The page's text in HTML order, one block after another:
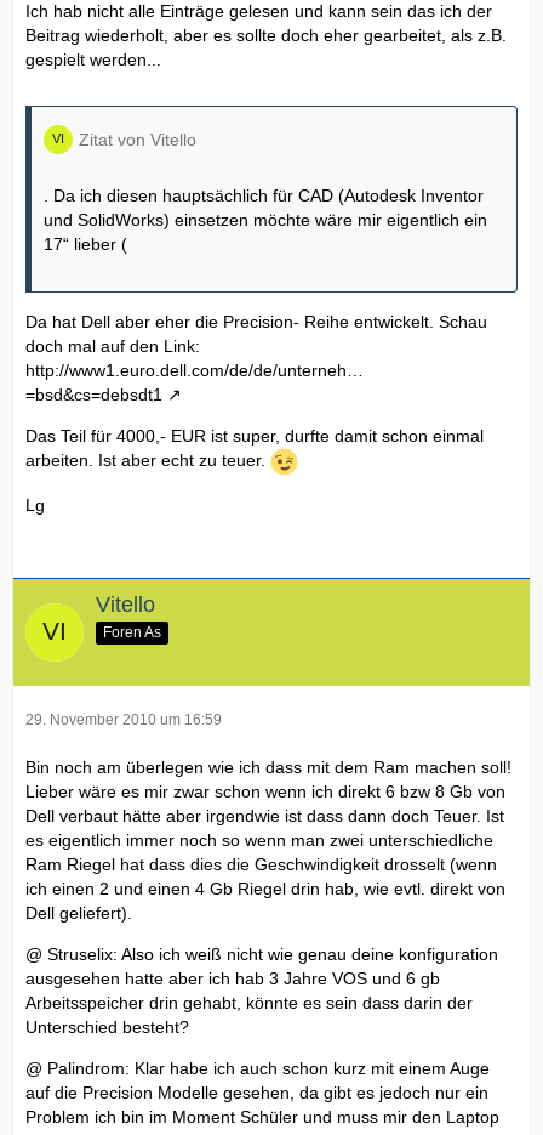
Ich hab nicht alle Einträge gelesen und kann sein das ich der
Beitrag wiederholt, aber es sollte doch eher gearbeitet, als z.B.
gespielt werden...
Zitat von Vitello
. Da ich diesen hauptsächlich für CAD (Autodesk Inventor
und SolidWorks) einsetzen möchte wäre mir eigentlich ein
17“ lieber (
Da hat Dell aber eher die Precision- Reihe entwickelt. Schau
doch mal auf den Link:
http://www1.euro.dell.com/de/de/unterneh…
=bsd&cs=debsdt1
Das Teil für 4000,- EUR ist super, durfte damit schon einmal
arbeiten. Ist aber echt zu teuer.
Lg
Vitello
Foren As
29. November 2010 um 16:59
Bin noch am überlegen wie ich dass mit dem Ram machen soll!
Lieber wäre es mir zwar schon wenn ich direkt 6 bzw 8 Gb von
Dell verbaut hätte aber irgendwie ist dass dann doch Teuer. Ist
es eigentlich immer noch so wenn man zwei unterschiedliche
Ram Riegel hat dass dies die Geschwindigkeit drosselt (wenn
ich einen 2 und einen 4 Gb Riegel drin hab, wie evtl. direkt von
Dell geliefert).
@ Struselix: Also ich weiß nicht wie genau deine konfiguration
ausgesehen hatte aber ich hab 3 Jahre VOS und 6 gb
Arbeitsspeicher drin gehabt, könnte es sein dass darin der
Unterschied besteht?
@ Palindrom: Klar habe ich auch schon kurz mit einem Auge
auf die Precision Modelle gesehen, da gibt es jedoch nur ein
Problem ich bin im Moment Schüler und muss mir den Laptop